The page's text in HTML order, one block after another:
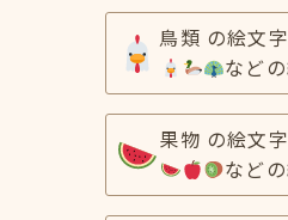
鳥類 の絵文
など
果物 の絵文
など